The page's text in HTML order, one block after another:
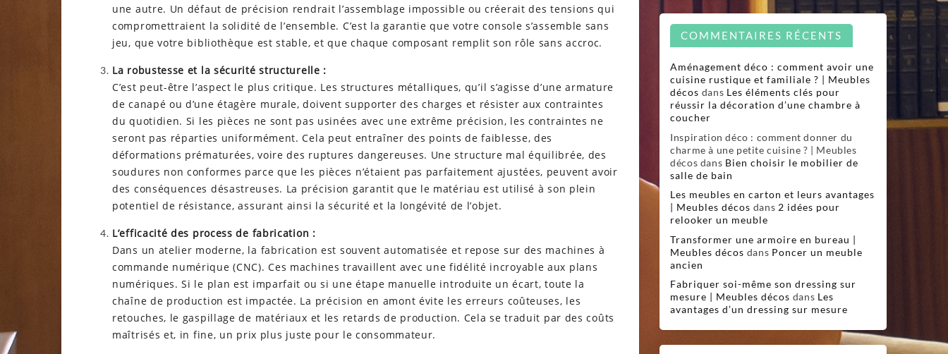
une autre. Un défaut de précision rendrait l’assemblage impossible ou créerait des tensions qui
compromettraient la solidité de l’ensemble. C’est la garantie que votre console s’assemble sans
jeu, que votre bibliothèque est stable, et que chaque composant remplit son rôle sans accroc.
La robustesse et la sécurité structurelle :
C’est peut-être l’aspect le plus critique. Les structures métalliques, qu’il s’agisse d’une armature
de canapé ou d’une étagère murale, doivent supporter des charges et résister aux contraintes
du quotidien. Si les pièces ne sont pas usinées avec une extrême précision, les contraintes ne
seront pas réparties uniformément. Cela peut entraîner des points de faiblesse, des
déformations prématurées, voire des ruptures dangereuses. Une structure mal équilibrée, des
soudures non conformes parce que les pièces n’étaient pas parfaitement ajustées, peuvent avoir
des conséquences désastreuses. La précision garantit que le matériau est utilisé à son plein
potentiel de résistance, assurant ainsi la sécurité et la longévité de l’objet.
L’efficacité des process de fabrication :
Dans un atelier moderne, la fabrication est souvent automatisée et repose sur des machines à
commande numérique (CNC). Ces machines travaillent avec une fidélité incroyable aux plans
numériques. Si le plan est imparfait ou si une étape manuelle introduite un écart, toute la
chaîne de production est impactée. La précision en amont évite les erreurs coûteuses, les
retouches, le gaspillage de matériaux et les retards de production. Cela se traduit par des coûts
maîtrisés et, in fine, un prix plus juste pour le consommateur.
COMMENTAIRES RÉCENTS
Aménagement déco : comment avoir une
cuisine rustique et familiale ? | Meubles
décos dans Les éléments clés pour
réussir la décoration d’une chambre à
coucher
Inspiration déco : comment donner du
charme à une petite cuisine ? | Meubles
décos dans Bien choisir le mobilier de
salle de bain
Les meubles en carton et leurs avantages
| Meubles décos dans 2 idées pour
relooker un meuble
Transformer une armoire en bureau |
Meubles décos dans Poncer un meuble
ancien
Fabriquer soi-même son dressing sur
mesure | Meubles décos dans Les
avantages d’un dressing sur mesure